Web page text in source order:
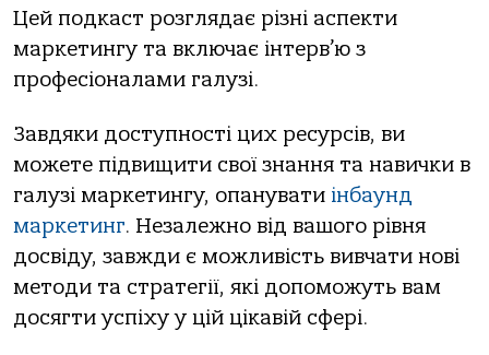
Цей подкаст розглядає різні аспекти
маркетингу та включає інтерв’ю з
професіоналами галузі.
Завдяки доступності цих ресурсів, ви
можете підвищити свої знання та навички в
галузі маркетингу, опанувати інбаунд
маркетинг. Незалежно від вашого рівня
досвіду, завжди є можливість вивчати нові
методи та стратегії, які допоможуть вам
досягти успіху у цій цікавій сфері.